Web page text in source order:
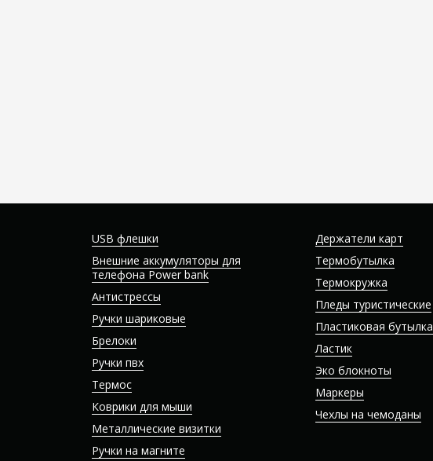
USB флешки
Внешние аккумуляторы для
телефона Power bank
Антистрессы
Ручки шариковые
Брелоки
Ручки пвх
Термос
Коврики для мыши
Металлические визитки
Ручки на магните
Держатели карт
Термобутылка
Термокружка
Пледы туристические
Пластиковая бутылка
Ластик
Эко блокноты
Маркеры
Чехлы на чемоданы